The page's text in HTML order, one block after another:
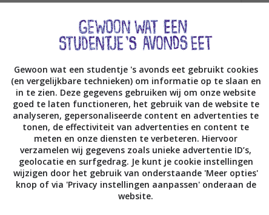
:D.
ETEN?
eerste boekzijn er al meer dan 10.000
vinden in de boekhandel, bij Bruna, Albert
Gewoon wat een studentje 's avonds eet gebruikt cookies
(en vergelijkbare technieken) om informatie op te slaan en
in te zien. Deze gegevens gebruiken wij om onze website
goed te laten functioneren, het gebruik van de website te
analyseren, gepersonaliseerde content en advertenties te
tonen, de effectiviteit van advertenties en content te
meten en onze diensten te verbeteren. Hiervoor
verzamelen wij gegevens zoals unieke advertentie ID’s,
geolocatie en surfgedrag. Je kunt je cookie instellingen
wijzigen door het gebruik van onderstaande 'Meer opties'
knop of via 'Privacy instellingen aanpassen' onderaan de
website.